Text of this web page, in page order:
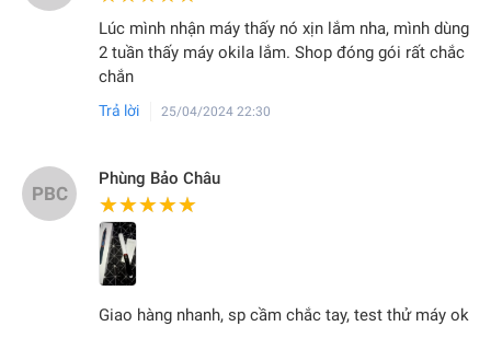
Lúc mình nhận máy thấy nó xịn lắm nha, mình dùng
2 tuần thấy máy okila lắm. Shop đóng gói rất chắc
chắn
Trả lời 25/04/2024 22:30
PBC
Phùng Bảo Châu
★★★★★
★★★★★
Giao hàng nhanh, sp cầm chắc tay, test thử máy ok